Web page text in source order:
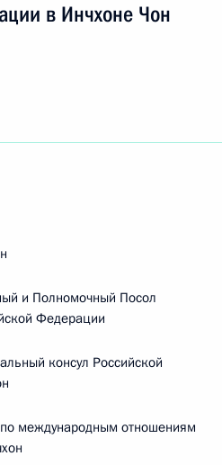
в Инчхоне Чон
и Полномочный Посол
Федерации
консул Российской
международным отношениям